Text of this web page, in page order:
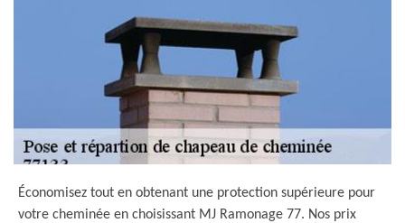
Économisez tout en obtenant une protection supérieure pour
votre cheminée en choisissant MJ Ramonage 77. Nos prix